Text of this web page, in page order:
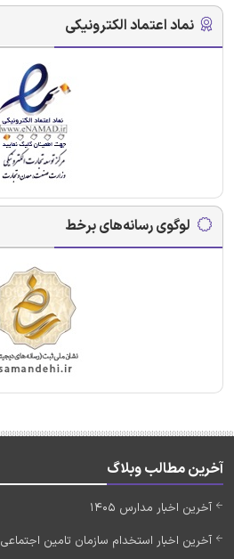
نماد اعتماد الکترونیکی
لوگوی رسانه‌های برخط
آخرین مطالب وبلاگ
آخرین اخبار مدارس 1405
آخرین اخبار استخدام سازمان تامین اجتماعی 1404 (به زودی)